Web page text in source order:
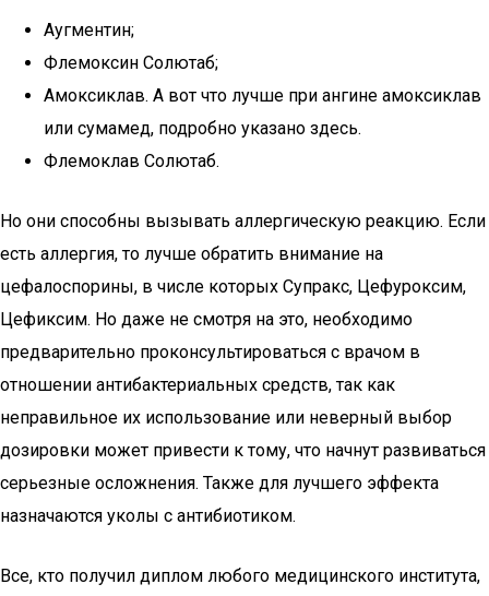
Аугментин;
Флемоксин Солютаб;
Амоксиклав. А вот что лучше при ангине амоксиклав
или сумамед, подробно указано здесь.
Флемоклав Солютаб.
Но они способны вызывать аллергическую реакцию. Если
есть аллергия, то лучше обратить внимание на
цефалоспорины, в числе которых Супракс, Цефуроксим,
Цефиксим. Но даже не смотря на это, необходимо
предварительно проконсультироваться с врачом в
отношении антибактериальных средств, так как
неправильное их использование или неверный выбор
дозировки может привести к тому, что начнут развиваться
серьезные осложнения. Также для лучшего эффекта
назначаются уколы с антибиотиком.
Все, кто получил диплом любого медицинского института,